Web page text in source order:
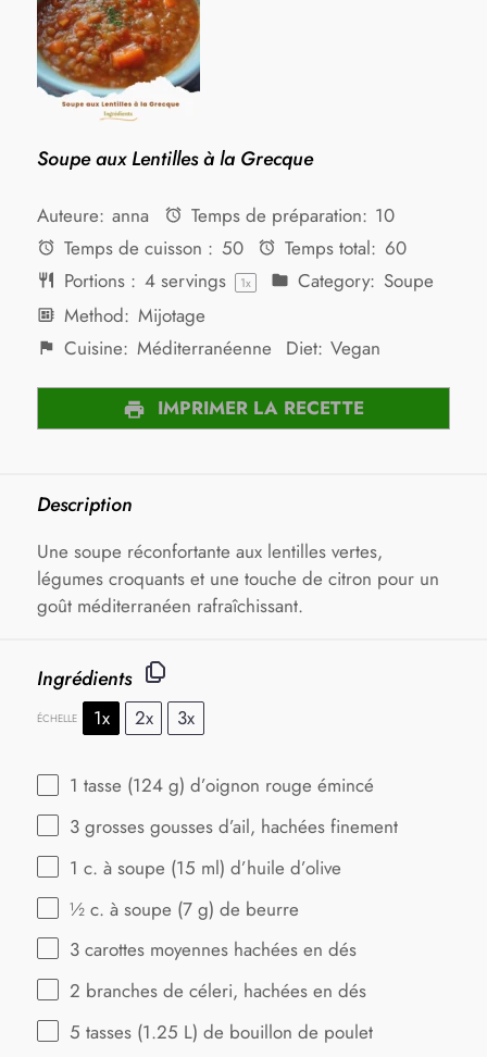
Soupe aux Lentilles à la Grecque
Auteure: anna Temps de préparation: 10
Temps de cuisson : 50 Temps total: 60
Portions : 4servings 1x Category: Soupe
Method: Mijotage
Cuisine: Méditerranéenne Diet: Vegan
IMPRIMER LA RECETTE
Description
Une soupe réconfortante aux lentilles vertes,
légumes croquants et une touche de citron pour un
goût méditerranéen rafraîchissant.
Ingrédients
ÉCHELLE 1x 2x 3x
1 tasse (124 g) d’oignon rouge émincé
3 grosses gousses d’ail, hachées finement
1 c. à soupe (15 ml) d’huile d’olive
½ c. à soupe (7 g) de beurre
3 carottes moyennes hachées en dés
2 branches de céleri, hachées en dés
5 tasses (1.25 L) de bouillon de poulet